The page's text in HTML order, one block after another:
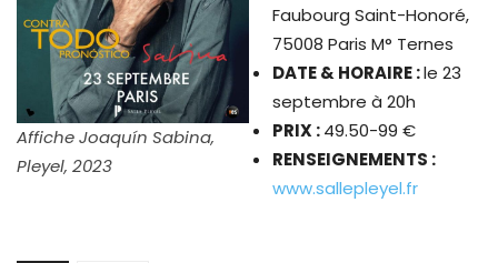
Affiche Joaquín Sabina,
Pleyel, 2023
Faubourg Saint-Honoré,
75008 Paris M° Ternes
DATE & HORAIRE :le 23
septembre à 20h
PRIX :49.50-99 €
RENSEIGNEMENTS :
www.sallepleyel.fr